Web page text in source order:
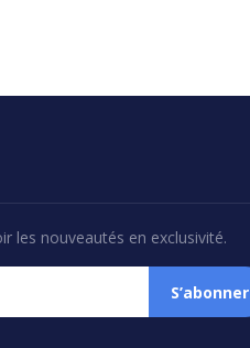
les nouveautés en exclusivité.
S’abonner